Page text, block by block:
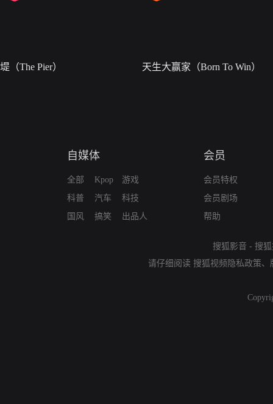
堤（The Pier） 天生大赢家（Born To Win）
自媒体
全部
科普
国风
Kpop
汽车
搞笑
游戏
科技
出品人
会员
会员特权
会员剧场
帮助
搜狐影音 - 搜
请仔细阅读 搜狐视频隐私政策、